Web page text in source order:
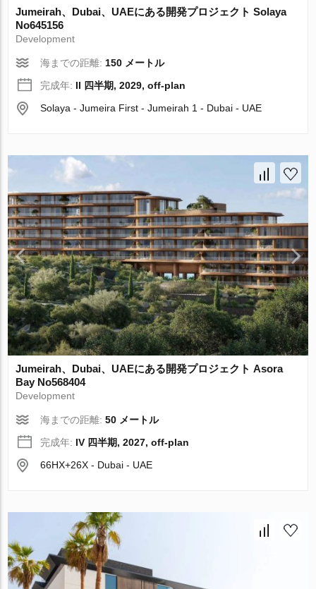
Jumeirah、Dubai、UAEにある開発プロジェクト Solaya
No645156
Development
海までの距離:150 メートル
完成年: II 四半期, 2029, off-plan
Solaya - Jumeira First - Jumeirah 1 - Dubai - UAE
Jumeirah、Dubai、UAEにある開発プロジェクト Asora
Bay No568404
Development
海までの距離:50 メートル
完成年: IV 四半期, 2027, off-plan
66HX+26X - Dubai - UAE